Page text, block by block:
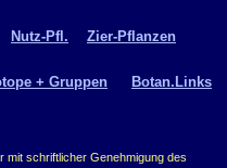
Nutz-Pfl. Zier-Pflanzen
+ Gruppen Botan.Links
mit schriftlicher Genehmigung des